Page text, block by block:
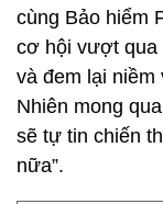
cùng Bảo hiểm
cơ hội vượt qua
và đem lại
Nhiên mong
sẽ tự tin chiến
nữa”.